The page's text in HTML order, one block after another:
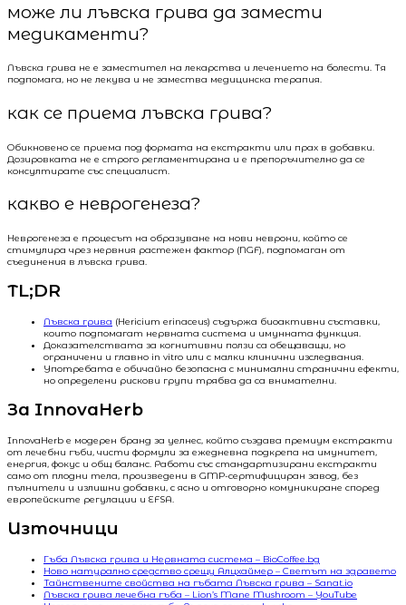
може ли лъвска грива да замести
медикаменти?
Лъвска грива не е заместител на лекарства и лечението на болести. Тя
подпомага, но не лекува и не замества медицинска терапия.
как се приема лъвска грива?
Обикновено се приема под формата на екстракти или прах в добавки.
Дозировката не е строго регламентирана и е препоръчително да се
консултирате със специалист.
какво е неврогенеза?
Неврогенеза е процесът на образуване на нови неврони, който се
стимулира чрез нервния растежен фактор (NGF), подпомаган от
съединения в лъвска грива.
TL;DR
Лъвска грива (Hericium erinaceus) съдържа биоактивни съставки,
които подпомагат нервната система и имунната функция.
Доказателствата за когнитивни ползи са обещаващи, но
ограничени и главно in vitro или с малки клинични изследвания.
Употребата е обичайно безопасна с минимални странични ефекти,
но определени рискови групи трябва да са внимателни.
За InnovaHerb
InnovaHerb е модерен бранд за уелнес, който създава премиум екстракти
от лечебни гъби, чисти формули за ежедневна подкрепа на имунитет,
енергия, фокус и общ баланс. Работи със стандартизирани екстракти
само от плодни тела, произведени в GMP-сертифициран завод, без
пълнители и излишни добавки, с ясно и отговорно комуникиране според
европейските регулации и EFSA.
Източници
Гъба Лъвска грива и Нервната система – BioCoffee.bg
Ново натурално средство срещу Алцхаймер – Светът на здравето
Тайнствените свойства на гъбата Лъвска грива – Sanat.io
Лъвска грива лечебна гъба – Lion’s Mane Mushroom – YouTube